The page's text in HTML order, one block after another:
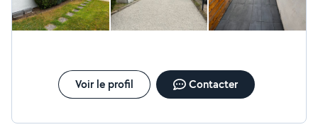
Voir le profil Contacter